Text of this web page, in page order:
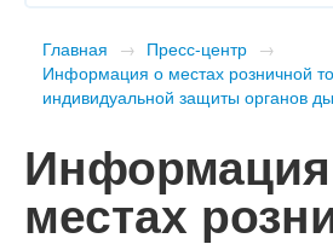
Главная → Пресс-центр →
Информация о местах розничной
индивидуальной защиты органов
местах